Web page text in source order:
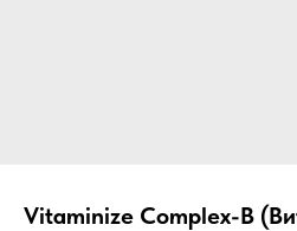
Vitaminize Complex-B